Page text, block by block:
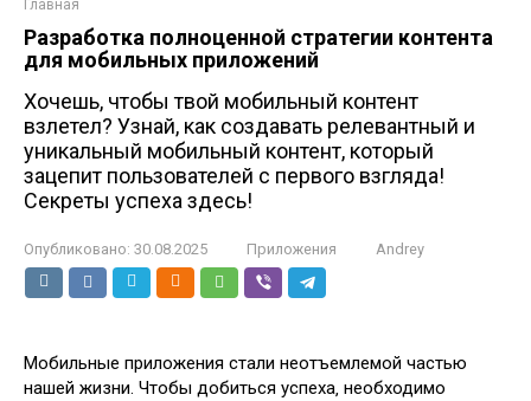
Главная
Разработка полноценной стратегии контента
для мобильных приложений
Хочешь, чтобы твой мобильный контент
взлетел? Узнай, как создавать релевантный и
уникальный мобильный контент, который
зацепит пользователей с первого взгляда!
Секреты успеха здесь!
Опубликовано: 30.08.2025 Приложения Andrey
Мобильные приложения стали неотъемлемой частью
нашей жизни. Чтобы добиться успеха‚ необходимо